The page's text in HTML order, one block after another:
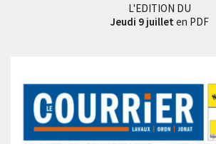
L'EDITION DU
Jeudi 9 juillet en PDF